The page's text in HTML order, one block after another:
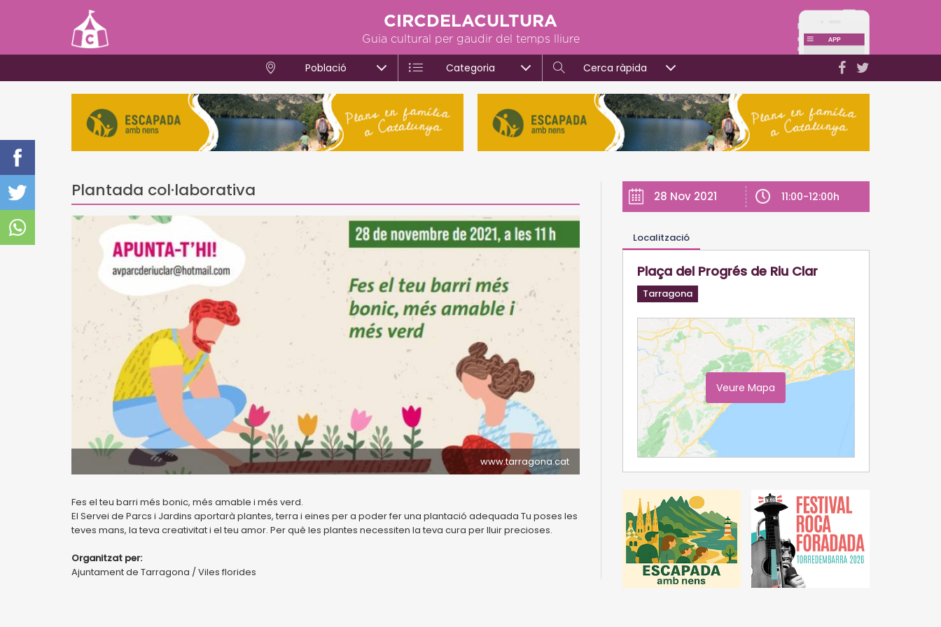
CIRCDELACULTURA
Guia cultural per gaudir del temps lliure
Població Categoria Cerca ràpida
Plantada col·laborativa
www.tarragona.cat
Fes el teu barri més bonic, més amable i més verd.
El Servei de Parcs i Jardins aportarà plantes, terra i eines per a poder fer una plantació adequada Tu poses les
teves mans, la teva creativitat i el teu amor. Per què les plantes necessiten la teva cura per lluir precioses.
Organitzat per:
Ajuntament de Tarragona / Viles florides
28 Nov 2021 11:00-12:00h
Localització
Plaça del Progrés de Riu Clar
Tarragona
Veure Mapa